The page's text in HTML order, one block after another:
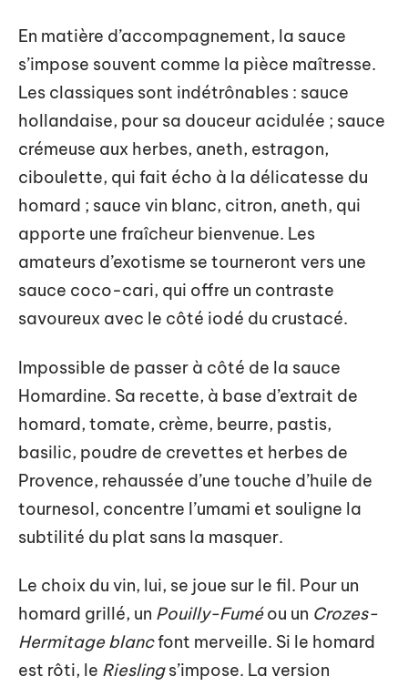
En matière d’accompagnement, la sauce
s’impose souvent comme la pièce maîtresse.
Les classiques sont indétrônables : sauce
hollandaise, pour sa douceur acidulée ; sauce
crémeuse aux herbes, aneth, estragon,
ciboulette, qui fait écho à la délicatesse du
homard ; sauce vin blanc, citron, aneth, qui
apporte une fraîcheur bienvenue. Les
amateurs d’exotisme se tourneront vers une
sauce coco-cari, qui offre un contraste
savoureux avec le côté iodé du crustacé.
Impossible de passer à côté de la sauce
Homardine. Sa recette, à base d’extrait de
homard, tomate, crème, beurre, pastis,
basilic, poudre de crevettes et herbes de
Provence, rehaussée d’une touche d’huile de
tournesol, concentre l’umami et souligne la
subtilité du plat sans la masquer.
Le choix du vin, lui, se joue sur le fil. Pour un
homard grillé, un Pouilly-Fuméou un Crozes-
Hermitage blancfont merveille. Si le homard
est rôti, le Rieslings’impose. La version